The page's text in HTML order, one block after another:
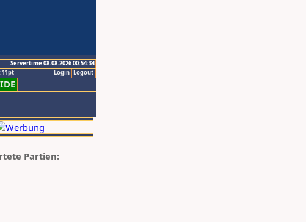
Servertime 08.08.2026 00:54:34
Logout
Login
Partien: